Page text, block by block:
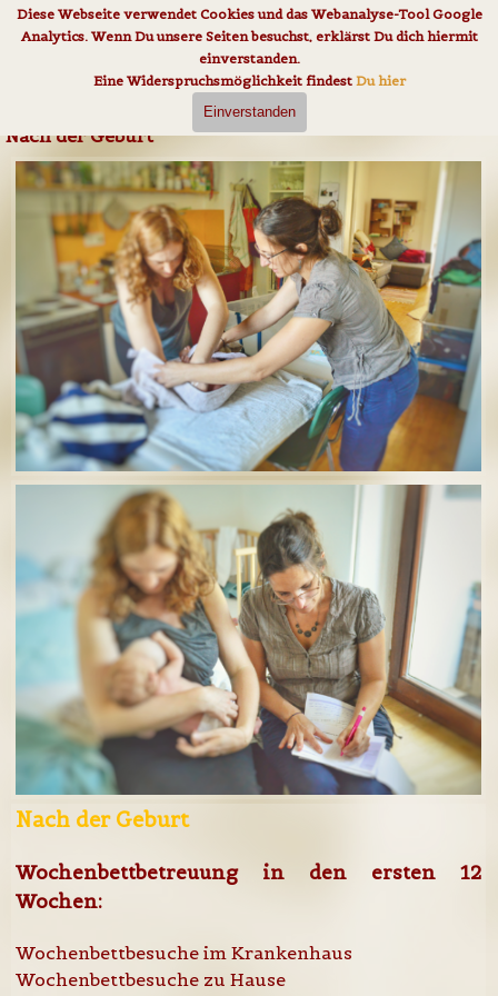
Diese Webseite verwendet Cookies und das Webanalyse-Tool Google
Analytics. Wenn Du unsere Seiten besuchst, erklärst Du dich hiermit
einverstanden.
Eine Widerspruchsmöglichkeit findest Du hier
Einverstanden
Direkt zum Seiteninhalt
Nach der Geburt
Nach der Geburt
Wochenbettbetreuung in den ersten 12
Wochen:
Wochenbettbesuche im Krankenhaus
Wochenbettbesuche zu Hause